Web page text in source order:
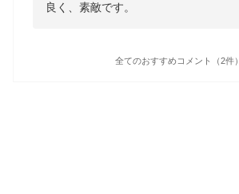
良く、素敵です。
全てのおすすめコメント（2件）